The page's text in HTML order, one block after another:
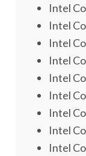
Intel
Intel
Intel
Intel
Intel
Intel
Intel
Intel
Intel